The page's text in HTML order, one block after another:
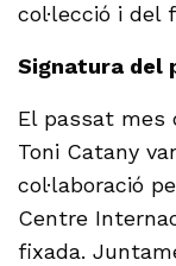
col·lecció i del
Signatura del
El passat mes
Toni Catany
col·laboració
Centre
fixada.